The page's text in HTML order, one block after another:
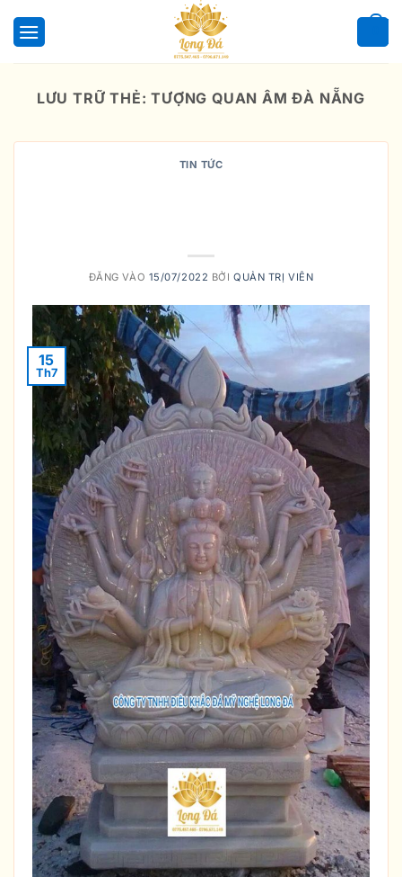
qua
LƯU TRỮ THẺ:TƯỢNG QUAN ÂM ĐÀ NẴNG
TIN TỨC
ĐĂNG VÀO 15/07/2022 BỞIQUẢN TRỊ VIÊN
15
Th7